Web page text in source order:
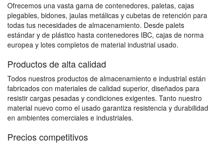
Ofrecemos una vasta gama de contenedores, paletas, cajas
plegables, bidones, jaulas metálicas y cubetas de retención para
todas tus necesidades de almacenamiento. Desde palets
estándar y de plástico hasta contenedores IBC, cajas de norma
europea y lotes completos de material industrial usado.
Productos de alta calidad
Todos nuestros productos de almacenamiento e industrial están
fabricados con materiales de calidad superior, diseñados para
resistir cargas pesadas y condiciones exigentes. Tanto nuestro
material nuevo como el usado garantiza resistencia y durabilidad
en ambientes comerciales e industriales.
Precios competitivos